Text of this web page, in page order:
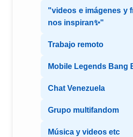
"videos e imágenes y
nos inspiran✨"
Trabajo remoto
Mobile Legends Bang
Chat Venezuela
Grupo multifandom
Música y videos etc